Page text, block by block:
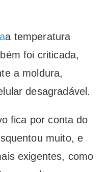
a temperatura
foi criticada,
a moldura,
desagradável.
fica por conta do
muito, e
exigentes, como